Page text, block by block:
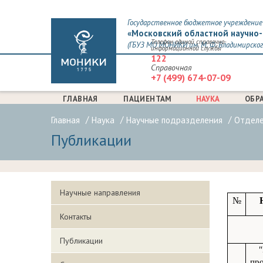
Государственное бюджетное
«Московский областной
(ГБУЗ МО МОНИКИ им. М. Ф.
Телефон единой справочно-
информационной службы
122
Справочная
+7 (499) 674-07-09
ГЛАВНАЯ ПАЦИЕНТАМ НАУКА
Главная Наука Научные подразделения
Публикации
Научные направления
Контакты
Публикации
№